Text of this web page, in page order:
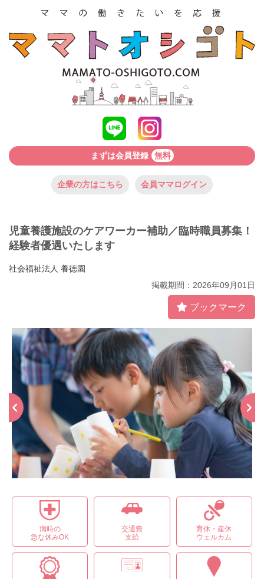
まずは会員登録 無料
企業の方はこちら 会員ママログイン
児童養護施設のケアワーカー補助／臨時職員募集！
経験者優遇いたします
社会福祉法人 養徳園
掲載期間：2026年09月01日
ブックマーク
病時の
急な休みOK
交通費
支給
育休・産休
ウェルカム